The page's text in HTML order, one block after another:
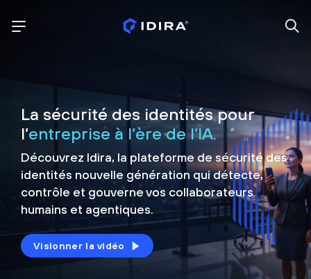
La sécurité des identités pour
l’entreprise à l’ère de l’IA.
Découvrez Idira, la plateforme de sécuritédes
identités nouvelle génération qui détecte,
contrôle et gouverne vos collaborateurs
humains et agentiques.
Visionner la vidéo